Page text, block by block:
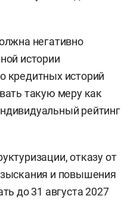
программе
также
от таких
возврата
того, им не следует
После изменения
суммы и даты